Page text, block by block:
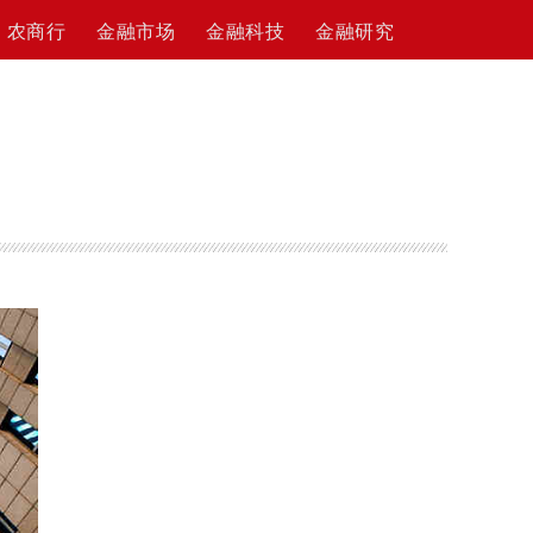
农商行 金融市场 金融科技 金融研究